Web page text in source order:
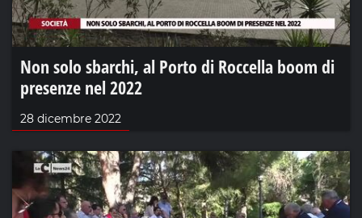
Non solo sbarchi, al Porto di Roccella boom di
presenze nel 2022
28 dicembre 2022